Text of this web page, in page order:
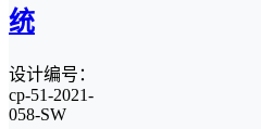
统
设计编号：
cp-51-2021-
058-SW